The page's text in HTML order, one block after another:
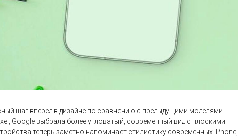
шаг вперед в дизайне по сравнению с предыдущими моделями.
Google выбрала более угловатый, современный вид с плоскими
теперь заметно напоминает стилистику современных iPhone,